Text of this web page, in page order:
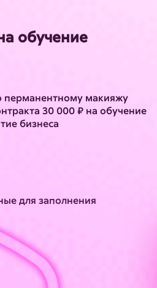
обучение
перманентному макияжу
30 000 ₽ на обучение
бизнеса
для заполнения